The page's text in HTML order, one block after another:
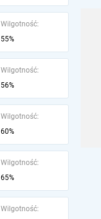
Wilgotność:
55%
Wilgotność:
56%
Wilgotność:
60%
Wilgotność:
65%
Wilgotność: